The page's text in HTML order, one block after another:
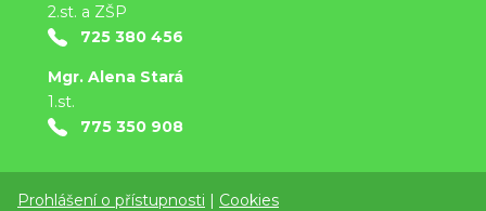
2.st. a ZŠP
725 380 456
Mgr. Alena Stará
1.st.
775 350 908
Prohlášení o přístupnosti | Cookies